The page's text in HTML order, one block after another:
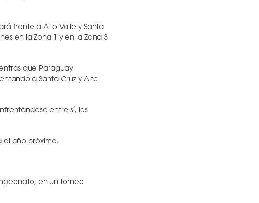
frente a Alto Valle y Santa
en la Zona 1 y en la Zona 3
que Paraguay
a Santa Cruz y Alto
entre sí, los
el año próximo.
en un torneo